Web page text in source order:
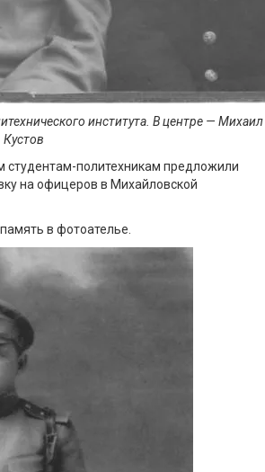
института. В центре — Михаил
Кустов
студентам-политехникам предложили
на офицеров в Михайловской
в фотоателье.